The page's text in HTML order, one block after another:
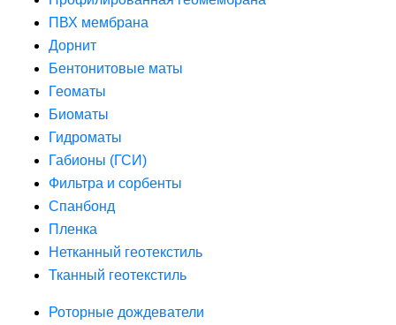
ПВХ мембрана
Дорнит
Бентонитовые маты
Геоматы
Биоматы
Гидроматы
Габионы (ГСИ)
Фильтра и сорбенты
Спанбонд
Пленка
Нетканный геотекстиль
Тканный геотекстиль
Роторные дождеватели